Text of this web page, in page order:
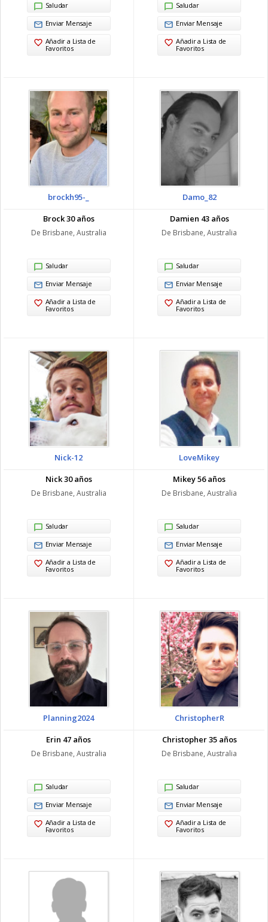
Saludar
Enviar Mensaje
Añadir a Lista de
Favoritos
Saludar
Enviar Mensaje
Añadir a Lista de
Favoritos
brockh95-_
Brock 30 años
De Brisbane, Australia
Saludar
Enviar Mensaje
Añadir a Lista de
Favoritos
Damo_82
Damien 43 años
De Brisbane, Australia
Saludar
Enviar Mensaje
Añadir a Lista de
Favoritos
Nick-12
Nick 30 años
De Brisbane, Australia
Saludar
Enviar Mensaje
Añadir a Lista de
Favoritos
LoveMikey
Mikey 56 años
De Brisbane, Australia
Saludar
Enviar Mensaje
Añadir a Lista de
Favoritos
Planning2024
Erin 47 años
De Brisbane, Australia
Saludar
Enviar Mensaje
Añadir a Lista de
Favoritos
ChristopherR
Christopher 35 años
De Brisbane, Australia
Saludar
Enviar Mensaje
Añadir a Lista de
Favoritos